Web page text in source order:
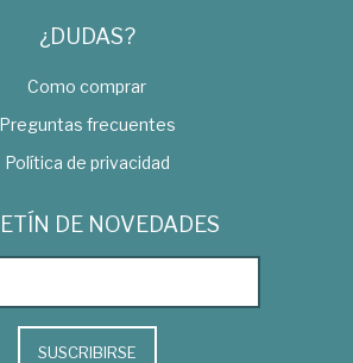
¿DUDAS?
Como comprar
Preguntas frecuentes
Política de privacidad
DE NOVEDADES
SUSCRIBIRSE